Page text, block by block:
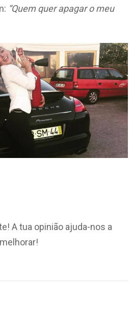
“Quem quer apagar o meu
A tua opinião ajuda-nos a
melhorar!